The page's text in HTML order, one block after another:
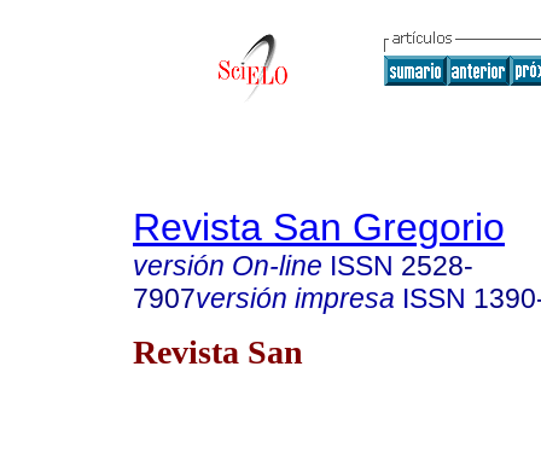
Revista San Gregorio
versión On-line ISSN 2528-
7907versión impresa ISSN
Revista San